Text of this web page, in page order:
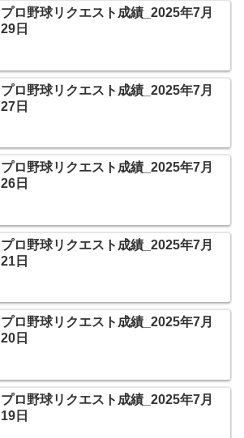
プロ野球リクエスト成績_2025年7月
29日
プロ野球リクエスト成績_2025年7月
27日
プロ野球リクエスト成績_2025年7月
26日
プロ野球リクエスト成績_2025年7月
21日
プロ野球リクエスト成績_2025年7月
20日
プロ野球リクエスト成績_2025年7月
19日